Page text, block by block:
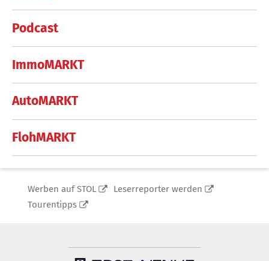
Podcast
ImmoMARKT
AutoMARKT
FlohMARKT
Werben auf STOL
Leserreporter werden
Tourentipps